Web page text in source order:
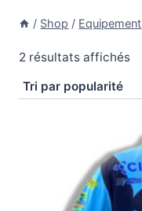
/ Shop / Equipement
2 résultats affichés